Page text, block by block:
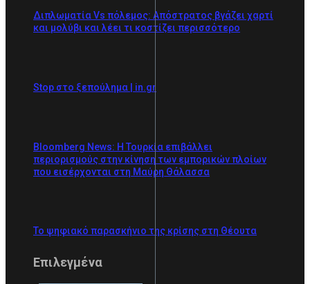
Διπλωματία Vs πόλεμος: Απόστρατος βγάζει χαρτί
και μολύβι και λέει τι κοστίζει περισσότερο
Stop στο ξεπούλημα | in.gr
Bloomberg News: Η Τουρκία επιβάλλει
περιορισμούς στην κίνηση των εμπορικών πλοίων
που εισέρχονται στη Μαύρη Θάλασσα
Το ψηφιακό παρασκήνιο της κρίσης στη Θέουτα
Επιλεγμένα